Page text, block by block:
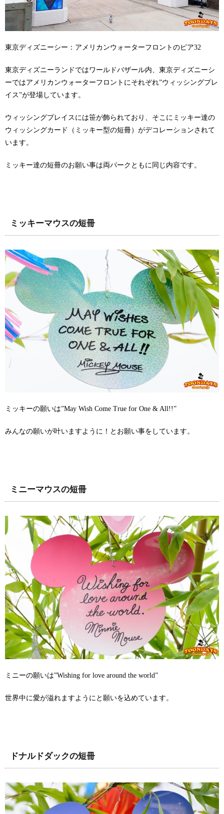
東京ディズニーシー：アメリカンウォーターフロントのピア32
東京ディズニーランドではワールドバザール内、東京ディズニーシ
ーではアメリカンウォーターフロントにそれぞれ”ウィッシングプレ
イス”が登場しています。
ウィッシングプレイスには笹が飾られており、そこにミッキー達の
ウィッシングカード（ミッキー型の短冊）がデコレーションされて
います。
ミッキー達の短冊のお願い事は両パークともに同じ内容です。
ミッキーマウスの短冊
ミッキーの願いは”May Wish Come True for One & All!!”
みんなの願いが叶いますように！とお願い事をしています。
ミニーマウスの短冊
ミニーの願いは”Wishing for love around the world”
世界中に愛が溢れますようにと願いを込めています。
ドナルドダックの短冊